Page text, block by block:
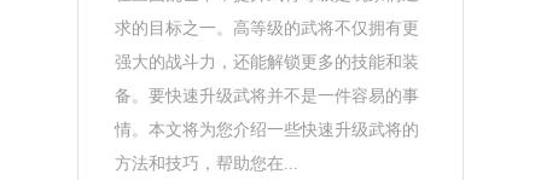
求的目标之一。高等级的武将不仅拥有更
强大的战斗力，还能解锁更多的技能和装
备。要快速升级武将并不是一件容易的事
情。本文将为您介绍一些快速升级武将的
方法和技巧，帮助您在...